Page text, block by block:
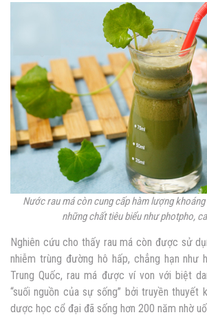
Nước rau má còn cung cấp hàm lượng khoáng
những chất tiêu biểu như photpho,
Nghiên cứu cho thấy rau má còn được sử
nhiễm trùng đường hô hấp, chẳng hạn như
Trung Quốc, rau má được ví von với biệt
“suối nguồn của sự sống” bởi truyền thuyết
dược học cổ đại đã sống hơn 200 năm nhờ